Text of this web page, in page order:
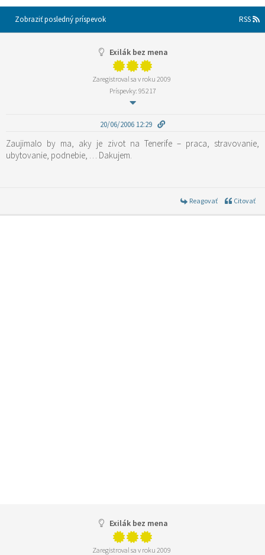
Zobraziť posledný príspevok RSS
Exilák bez mena
Zaregistroval sa v roku 2009
Príspevky: 95217
20/06/2006 12:29
Zaujimalo by ma, aky je zivot na Tenerife – praca, stravovanie,
ubytovanie, podnebie, … Dakujem.
Reagovať Citovať
Exilák bez mena
Zaregistroval sa v roku 2009